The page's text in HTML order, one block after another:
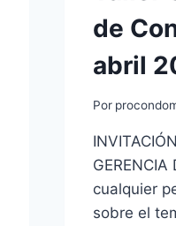
de
abril
Por
cualquier
sobre el